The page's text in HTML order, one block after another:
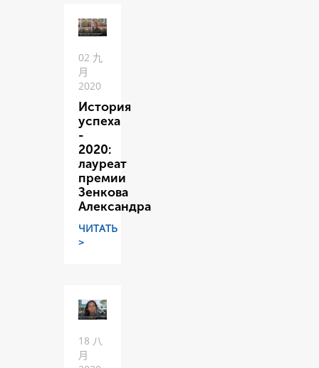
02 九
月
2020
История
успеха
-
2020:
лауреат
премии
Зенкова
Александра
ЧИТАТЬ
>
18 八
月